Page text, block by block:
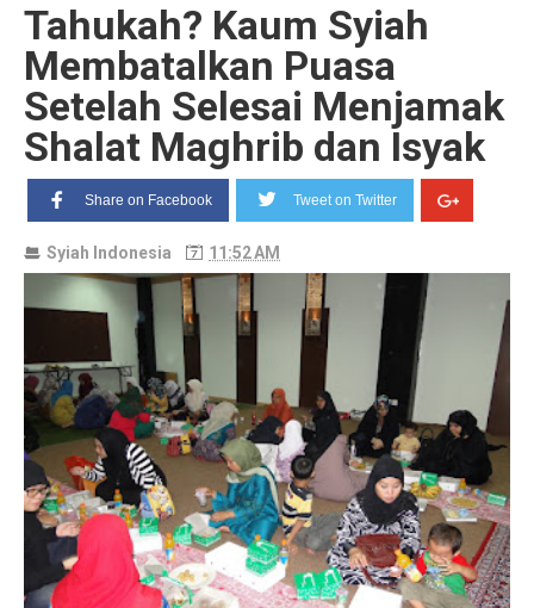
Tahukah? Kaum Syiah
Membatalkan Puasa
Setelah Selesai Menjamak
Shalat Maghrib dan Isyak
Share on Facebook Tweet on Twitter
Syiah Indonesia 11:52 AM